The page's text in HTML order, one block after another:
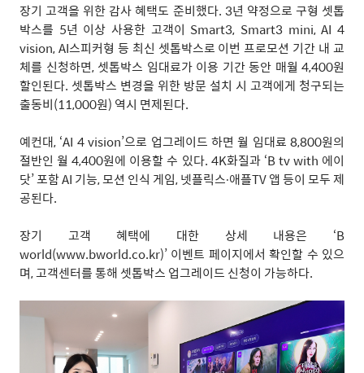
장기 고객을 위한 감사 혜택도 준비했다. 3년 약정으로 구형 셋톱
박스를 5년 이상 사용한 고객이 Smart3, Smart3 mini, AI 4
vision, AI스피커형 등 최신 셋톱박스로 이번 프로모션 기간 내 교
체를 신청하면, 셋톱박스 임대료가 이용 기간 동안 매월 4,400원
할인된다. 셋톱박스 변경을 위한 방문 설치 시 고객에게 청구되는
출동비(11,000원) 역시 면제된다.
예컨대, ‘AI 4 vision’으로 업그레이드 하면 월 임대료 8,800원의
절반인 월4,400원에 이용할 수 있다. 4K화질과 ‘B tv with 에이
닷’포함AI 기능,모션 인식 게임,넷플릭스∙애플TV앱 등이 모두 제
공된다.
장기 고객 혜택에 대한 상세 내용은 ‘B
world(www.bworld.co.kr)’ 이벤트 페이지에서 확인할 수 있으
며,고객센터를 통해 셋톱박스 업그레이드 신청이 가능하다.